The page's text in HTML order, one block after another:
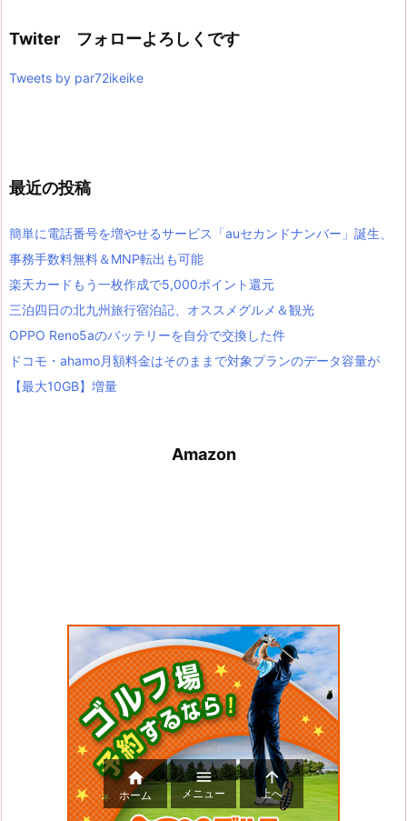
Twiter フォローよろしくです
Tweets by par72ikeike
最近の投稿
簡単に電話番号を増やせるサービス「auセカンドナンバー」誕生、
事務手数料無料＆MNP転出も可能
楽天カードもう一枚作成で5,000ポイント還元
三泊四日の北九州旅行宿泊記、オススメグルメ＆観光
OPPO Reno5aのバッテリーを自分で交換した件
ドコモ・ahamo月額料金はそのままで対象プランのデータ容量が
【最大10GB】増量
Amazon

ホーム

メニュー

上へ